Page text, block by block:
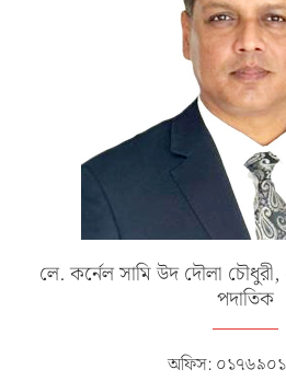
লে. কর্নেল সামি উদ দৌলা
পদাতিক
অফিস: